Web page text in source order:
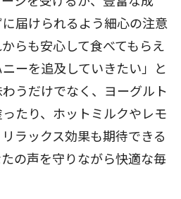
届けられるよう細心の注意
らも安心して食べてもらえ
ーを追及していきたい」と
うだけでなく、ヨーグルト
たり、ホットミルクやレモ
ラックス効果も期待できる
の声を守りながら快適な毎